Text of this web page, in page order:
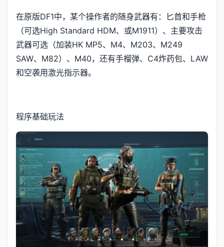
在原版DF1中，某个操作者的随身武器有：匕首和手枪
（可选High Standard HDM、或M1911）、主要攻击
武器可选（加装HK MP5、M4、M203、M249
SAW、M82）、M40，还有手榴弹、C4炸药包、LAW
和空袭用激光指示器。
程序基础玩法